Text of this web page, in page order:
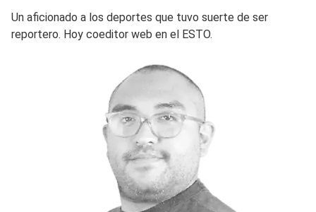
Un aficionado a los deportes que tuvo suerte de ser
reportero. Hoy coeditor web en el ESTO.